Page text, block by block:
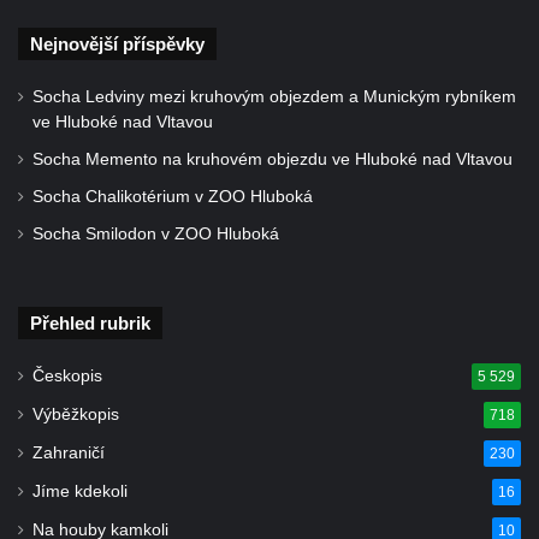
Reliéf Albrechta z Valdštejna na
Valdštejnské lékárně na Hrnčířském
náměstí ve Frýdlantu
Pamětní kámen Pamět v krajině Trojmezí u
Křížové cesty na Křížovém vrchu ve
Nepomuckého a svatého Václava v Děčíně
Čechách
Reliéf na průčelí obchodního domu čp. 849
na třídě T. G. Masaryka v Novém Boru
Nejnovější příspěvky
Socha Ledviny mezi kruhovým objezdem a Munickým rybníkem
ve Hluboké nad Vltavou
Socha Memento na kruhovém objezdu ve Hluboké nad Vltavou
Socha Chalikotérium v ZOO Hluboká
Socha Smilodon v ZOO Hluboká
Přehled rubrik
Českopis 5 529
Výběžkopis 718
Zahraničí 230
Jíme kdekoli 16
Na houby kamkoli 10